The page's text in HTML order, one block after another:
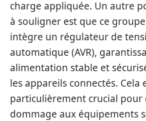
charge appliquée. Un autre
à souligner est que ce
intègre un régulateur de
automatique (AVR),
alimentation stable et
les appareils connectés. Cela
particulièrement crucial
dommage aux équipements